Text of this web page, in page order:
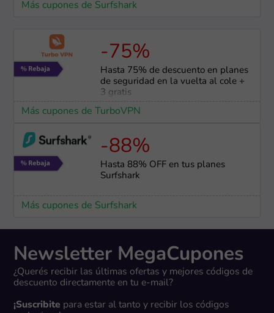
Más cupones de Surfshark
-75%
Hasta 75% de descuento en planes
de seguridad en la vuelta al cole +
3 gratis
Más cupones de TurboVPN
-88%
Hasta 88% OFF en tus planes
Surfshark
Más cupones de Surfshark
Newsletter MegaCupones
¿Querés recibir las últimas ofertas y mejores códigos de
descuento directamente en tu e-mail?
¡Suscribite para estar al tanto y recibir los códigos